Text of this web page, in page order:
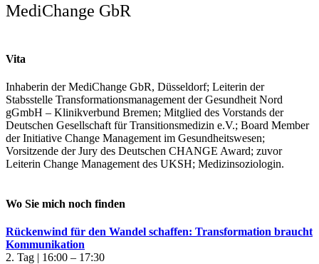
MediChange GbR
Vita
Inhaberin der MediChange GbR, Düsseldorf; Leiterin der
Stabsstelle Transformationsmanagement der Gesundheit Nord
gGmbH – Klinikverbund Bremen; Mitglied des Vorstands der
Deutschen Gesellschaft für Transitionsmedizin e.V.; Board Member
der Initiative Change Management im Gesundheitswesen;
Vorsitzende der Jury des Deutschen CHANGE Award; zuvor
Leiterin Change Management des UKSH; Medizinsoziologin.
Wo Sie mich noch finden
Rückenwind für den Wandel schaffen: Transformation braucht
Kommunikation
2. Tag | 16:00 – 17:30